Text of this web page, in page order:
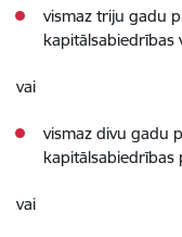
vismaz triju gadu
kapitālsabiedrības
vai
vismaz divu gadu
kapitālsabiedrības
vai